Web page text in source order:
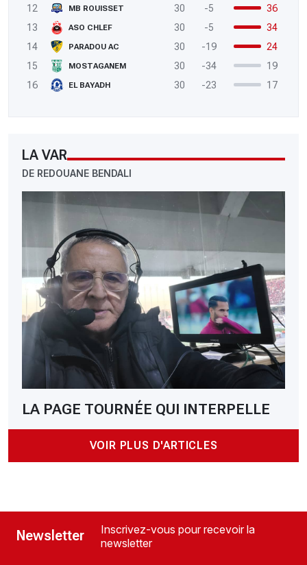
12 MB ROUISSET 30 -5
36
13
ASO CHLEF 30 -5
34
14
PARADOU AC 30 -19
24
15
MOSTAGANEM 30 -34
19
16
EL BAYADH 30 -23 17
LA VAR
DE REDOUANE BENDALI
LA PAGE TOURNÉE QUI INTERPELLE
VOIR PLUS D'ARTICLES
Newsletter
Inscrivez-vous pour recevoir la
newsletter